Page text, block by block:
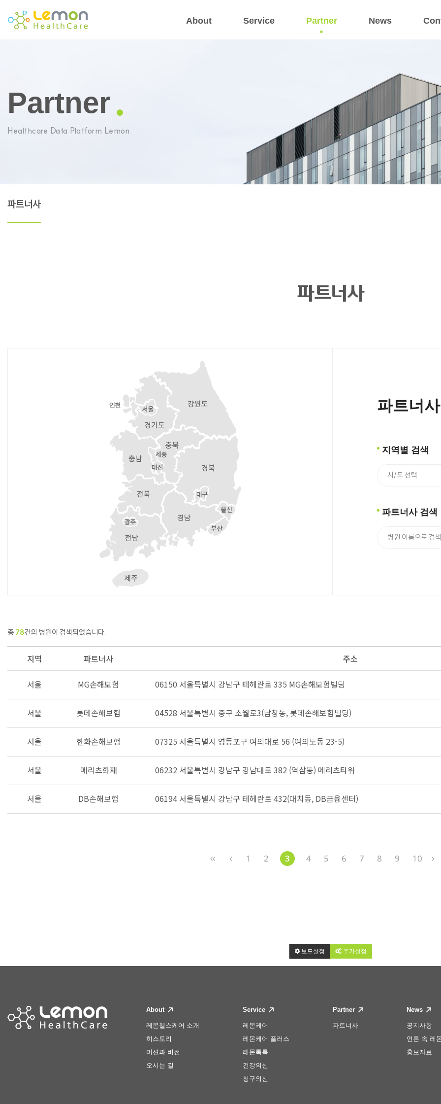
About Service Partner News
Partner
Healthcare Data Platform Lemon
파트너사
파트너사
파트너
지역별 검색
파트너사 검색
총 78건의 병원이 검색되었습니다.
지역 파트너사 주소
서울 MG손해보험 06150 서울특별시 강남구 테헤란로 335 MG손해보험빌딩
서울 롯데손해보험 04528 서울특별시 중구 소월로3(남창동, 롯데손해보험빌딩)
서울 한화손해보험 07325 서울특별시 영등포구 여의대로 56 (여의도동 23-5)
서울 메리츠화재 06232 서울특별시 강남구 강남대로 382 (역삼동) 메리츠타워
서울 DB손해보험 06194 서울특별시 강남구 테헤란로 432(대치동, DB금융센터)
1 2 3 4 5 6 7 8 9 10
보드설정 추가설정
About
레몬헬스케어 소개
히스토리
미션과 비전
오시는 길
Service
레몬케어
레몬케어 플러스
레몬톡톡
건강의신
청구의신
Partner
파트너사
News
공지사항
언론 속 레
홍보자료